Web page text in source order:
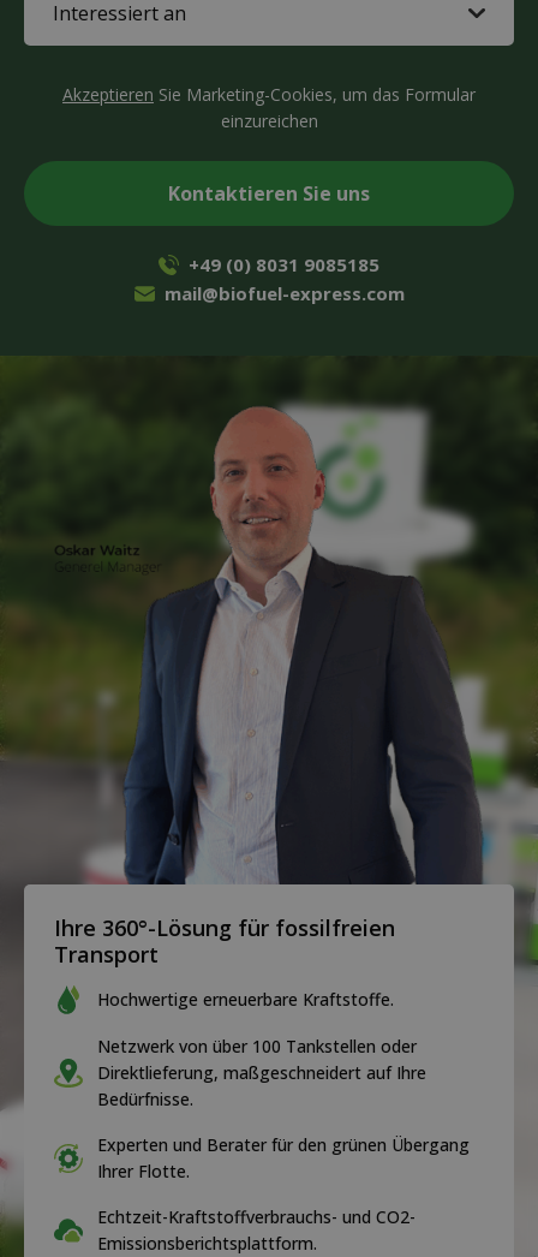
Ihre 360°-Lösung für fossilfreien
Transport
Hochwertige erneuerbare Kraftstoffe.
Netzwerk von über 100 Tankstellen oder
Direktlieferung, maßgeschneidert auf Ihre
Bedürfnisse.
Experten und Berater für den grünen Übergang
Ihrer Flotte.
Echtzeit-Kraftstoffverbrauchs- und CO2-
Emissionsberichtsplattform.
(erforderlich)
Akzeptieren Sie Marketing-Cookies, um das Formular
einzureichen
+49 (0) 8031 9085185
mail@biofuel-express.com